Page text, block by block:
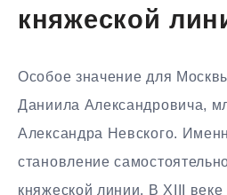
княжеской
Особое значение для
Даниила Александровича,
Александра Невского.
становление
княжеской линии. В XIII